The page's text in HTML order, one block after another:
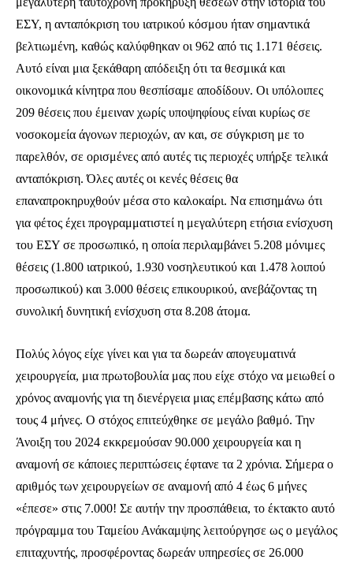
Ενταχθείτε στην κοινότητα των
συνδρομητών μας και γίνετε μέρος της
συζήτησης.
μας ή πατάτε το κουμπί Εγγραφή. Μην ανησυχείτε, τα στοιχεία σας είναι
ασφαλή σε εμάς.
32,111
Ακόλουθοι
32,214 11,243
Ακόλουθοι
ΕΣΥ, η ανταπόκριση του ιατρικού κόσμου ήταν σημαντικά
βελτιωμένη, καθώς καλύφθηκαν οι 962 από τις 1.171 θέσεις.
Αυτό είναι μια ξεκάθαρη απόδειξη ότι τα θεσμικά και
οικονομικά κίνητρα που θεσπίσαμε αποδίδουν. Οι υπόλοιπες
209 θέσεις που έμειναν χωρίς υποψηφίους είναι κυρίως σε
νοσοκομεία άγονων περιοχών, αν και, σε σύγκριση με το
παρελθόν, σε ορισμένες από αυτές τις περιοχές υπήρξε τελικά
ανταπόκριση. Όλες αυτές οι κενές θέσεις θα
επαναπροκηρυχθούν μέσα στο καλοκαίρι. Να επισημάνω ότι
για φέτος έχει προγραμματιστεί η μεγαλύτερη ετήσια ενίσχυση
του ΕΣΥ σε προσωπικό, η οποία περιλαμβάνει 5.208 μόνιμες
θέσεις (1.800 ιατρικού, 1.930 νοσηλευτικού και 1.478 λοιπού
προσωπικού) και 3.000 θέσεις επικουρικού, ανεβάζοντας τη
συνολική δυνητική ενίσχυση στα 8.208 άτομα.
Πολύς λόγος είχε γίνει και για τα δωρεάν απογευματινά
χειρουργεία, μια πρωτοβουλία μας που είχε στόχο να μειωθεί ο
χρόνος αναμονής για τη διενέργεια μιας επέμβασης κάτω από
τους 4 μήνες. Ο στόχος επιτεύχθηκε σε μεγάλο βαθμό. Την
Άνοιξη του 2024 εκκρεμούσαν 90.000 χειρουργεία και η
αναμονή σε κάποιες περιπτώσεις έφτανε τα 2 χρόνια. Σήμερα ο
αριθμός των χειρουργείων σε αναμονή από 4 έως 6 μήνες
«έπεσε» στις 7.000! Σε αυτήν την προσπάθεια, το έκτακτο αυτό
πρόγραμμα του Ταμείου Ανάκαμψης λειτούργησε ως ο μεγάλος
επιταχυντής, προσφέροντας δωρεάν υπηρεσίες σε 26.000